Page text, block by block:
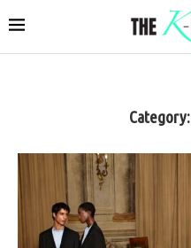
Category: